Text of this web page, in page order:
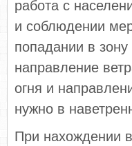
работа с
и соблюдении
попадании в
направление
огня и
нужно в
При нахождении